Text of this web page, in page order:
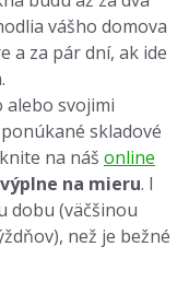
vášho domova
a za pár dní, ak ide
alebo svojimi
skladové
na náš online
na mieru. I
dobu (väčšinou
než je bežné